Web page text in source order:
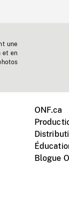
une
et en
ONF.ca
Blogue